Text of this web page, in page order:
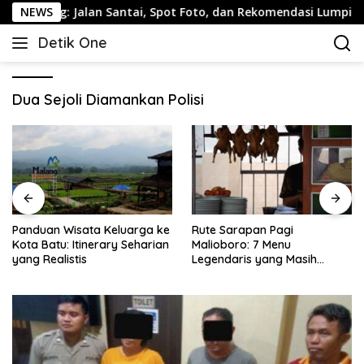
Langsung
ke
konten
NEWSJalan Santai, Spot Foto, dan Rekomendasi Lumpia
Detik One
Tajam
Dua Sejoli Diamankan Polisi
Panduan Wisata Keluarga ke
Kota Batu: Itinerary Seharian
yang Realistis
Rute Sarapan Pagi
Malioboro: 7 Menu
Legendaris yang Masih